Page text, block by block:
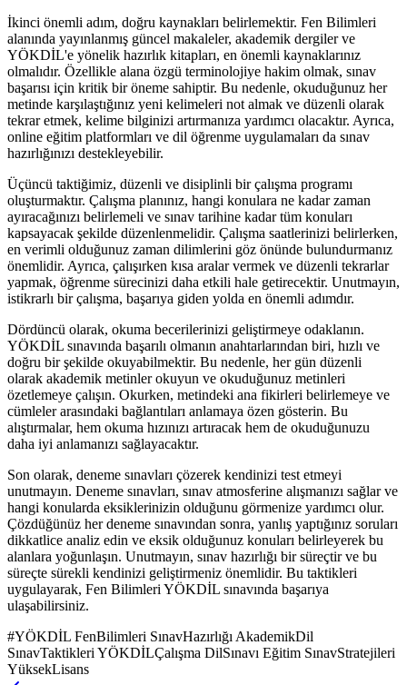
İkinci önemli adım, doğru kaynakları belirlemektir. Fen Bilimleri
alanında yayınlanmış güncel makaleler, akademik dergiler ve
YÖKDİL'e yönelik hazırlık kitapları, en önemli kaynaklarınız
olmalıdır. Özellikle alana özgü terminolojiye hakim olmak, sınav
başarısı için kritik bir öneme sahiptir. Bu nedenle, okuduğunuz her
metinde karşılaştığınız yeni kelimeleri not almak ve düzenli olarak
tekrar etmek, kelime bilginizi artırmanıza yardımcı olacaktır. Ayrıca,
online eğitim platformları ve dil öğrenme uygulamaları da sınav
hazırlığınızı destekleyebilir.
Üçüncü taktiğimiz, düzenli ve disiplinli bir çalışma programı
oluşturmaktır. Çalışma planınız, hangi konulara ne kadar zaman
ayıracağınızı belirlemeli ve sınav tarihine kadar tüm konuları
kapsayacak şekilde düzenlenmelidir. Çalışma saatlerinizi belirlerken,
en verimli olduğunuz zaman dilimlerini göz önünde bulundurmanız
önemlidir. Ayrıca, çalışırken kısa aralar vermek ve düzenli tekrarlar
yapmak, öğrenme sürecinizi daha etkili hale getirecektir. Unutmayın,
istikrarlı bir çalışma, başarıya giden yolda en önemli adımdır.
Dördüncü olarak, okuma becerilerinizi geliştirmeye odaklanın.
YÖKDİL sınavında başarılı olmanın anahtarlarından biri, hızlı ve
doğru bir şekilde okuyabilmektir. Bu nedenle, her gün düzenli
olarak akademik metinler okuyun ve okuduğunuz metinleri
özetlemeye çalışın. Okurken, metindeki ana fikirleri belirlemeye ve
cümleler arasındaki bağlantıları anlamaya özen gösterin. Bu
alıştırmalar, hem okuma hızınızı artıracak hem de okuduğunuzu
daha iyi anlamanızı sağlayacaktır.
Son olarak, deneme sınavları çözerek kendinizi test etmeyi
unutmayın. Deneme sınavları, sınav atmosferine alışmanızı sağlar ve
hangi konularda eksiklerinizin olduğunu görmenize yardımcı olur.
Çözdüğünüz her deneme sınavından sonra, yanlış yaptığınız soruları
dikkatlice analiz edin ve eksik olduğunuz konuları belirleyerek bu
alanlara yoğunlaşın. Unutmayın, sınav hazırlığı bir süreçtir ve bu
süreçte sürekli kendinizi geliştirmeniz önemlidir. Bu taktikleri
uygulayarak, Fen Bilimleri YÖKDİL sınavında başarıya
ulaşabilirsiniz.
#YÖKDİL FenBilimleri SınavHazırlığı AkademikDil
SınavTaktikleri YÖKDİLÇalışma DilSınavı Eğitim SınavStratejileri
YüksekLisans